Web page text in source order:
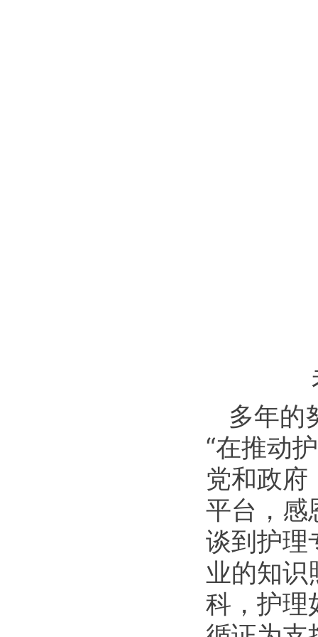
多年的
“在推动
党和政府
平台，感
谈到护理
业的知识
科，护理